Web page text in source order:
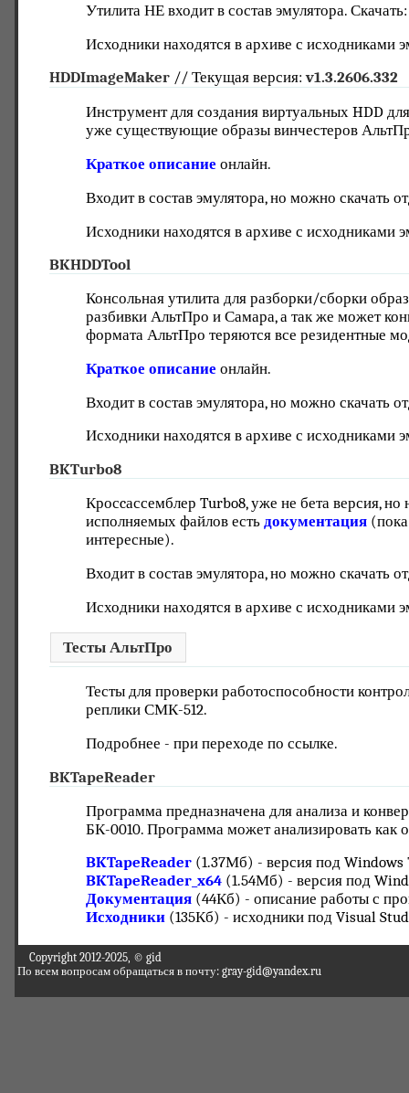
Утилита НЕ входит в состав эмулятора.
Исходники находятся в архиве с исходниками
HDDImageMaker // Текущая версия:v1.3.2606.332
Инструмент для создания виртуальных HDD
уже существующие образы винчестеров
Краткое описание онлайн.
Входит в состав эмулятора, но можно скачать
Исходники находятся в архиве с исходниками
BKHDDTool
Консольная утилита для разборки/сборки
разбивки АльтПро и Самара, а так же может
формата АльтПро теряются все резидентные
Краткое описание онлайн.
Входит в состав эмулятора, но можно скачать
Исходники находятся в архиве с исходниками
BKTurbo8
Кросcассемблер Turbo8, уже не бета версия,
исполняемых файлов естьдокументация
интересные).
Входит в состав эмулятора, но можно скачать
Исходники находятся в архиве с исходниками
Тесты АльтПро
Тесты для проверки работоспособности
реплики СМК-512.
Подробнее - при переходе по ссылке.
BKTapeReader
Программа предназначена для анализа и
БК-0010. Программа может анализировать как
BKTapeReader (1.37Мб) - версия под Windows
BKTapeReader_x64 (1.54Мб) - версия под
Документация (44Кб) - описание работы с
Исходники (135Кб) - исходники под Visual
Copyright 2012-2025, © gid
По всем вопросам обращаться в почту: gray-gid@yandex.ru